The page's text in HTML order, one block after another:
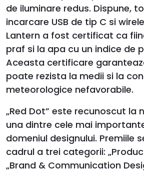
de iluminare redus. Dispune,
incarcare USB de tip C si
Lantern a fost certificat ca
praf si la apa cu un indice de
Aceasta certificare
poate rezista la medii si la
meteorologice nefavorabile.
„Red Dot” este recunoscut la
una dintre cele mai
domeniul designului. Premiile
cadrul a trei categorii:
„Brand & Communication